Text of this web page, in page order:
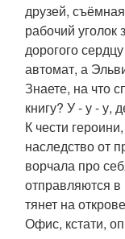
друзей,
рабочий уголок
дорогого
автомат, а
Знаете, на что
книгу? У - у - у,
К чести
наследство от
ворчала про
отправляются
тянет на
Офис, кстати,